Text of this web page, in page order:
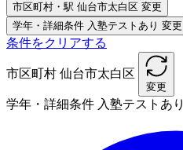
市区町村・駅 仙台市太白区 変更
学年・詳細条件 入塾テストあり 変更
条件をクリアする
市区町村 仙台市太白区
変更
学年・詳細条件 入塾テストあり